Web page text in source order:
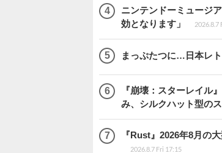
ニンテンドーミュージ
効となります」
2026.8.7
まっぷたつに…日本レ
『崩壊：スターレイル
み、シルクハット型の
『Rust』2026年8月の
2026.8.7 Fri 17:15